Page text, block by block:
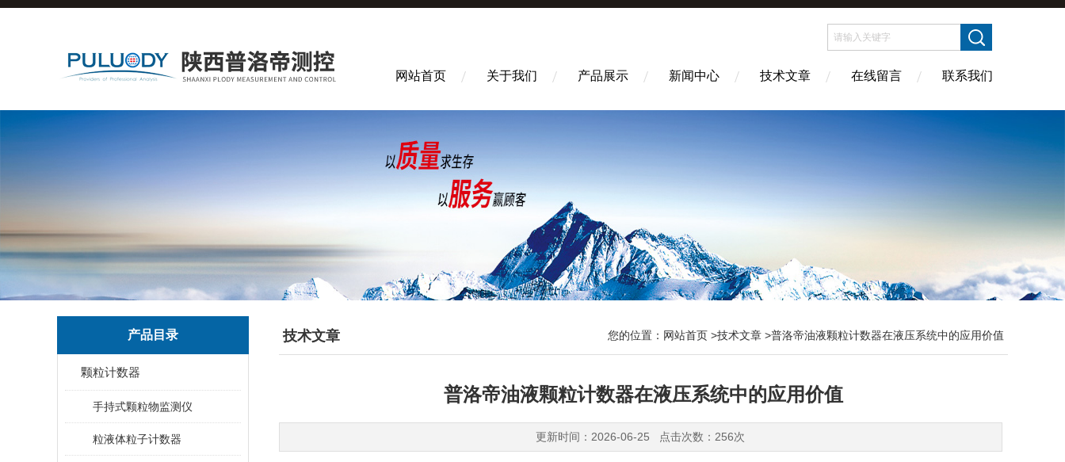
网站首页 关于我们 产品展示 新闻中心 技术文章 在线留言 联系我们
产品目录
颗粒计数器
手持式颗粒物监测仪
粒液体粒子计数器
技术文章 您的位置： 网站首页 >技术文章 >普洛帝油液颗粒计数器在液压系统中的应用价值
普洛帝油液颗粒计数器在液压系统中的应用价值
更新时间：2026-06-25 点击次数：256次